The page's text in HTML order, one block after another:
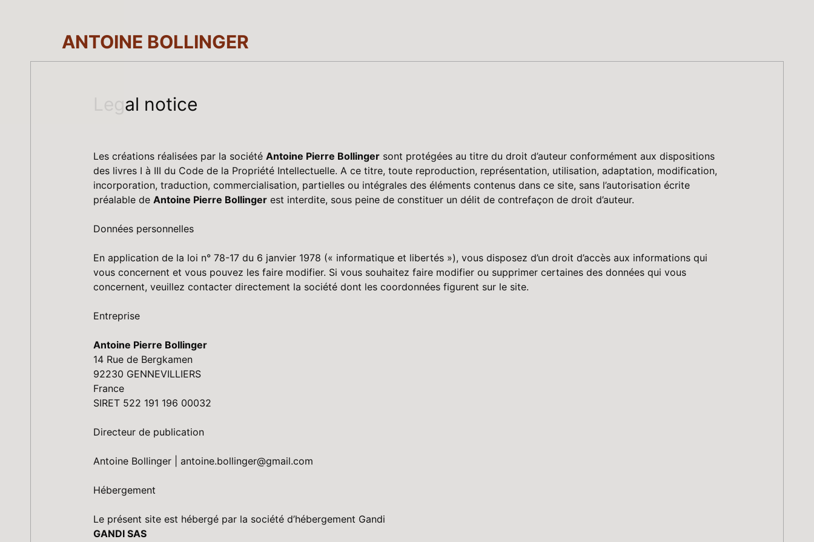
ANTOINE BOLLINGER
Legal notice
Les créations réalisées par la société Antoine Pierre Bollingersont protégées au titre du droit d’auteur conformément aux dispositions
des livres I à III du Code de la Propriété Intellectuelle. A ce titre, toute reproduction, représentation, utilisation, adaptation, modification,
incorporation, traduction, commercialisation, partielles ou intégrales des éléments contenus dans ce site, sans l’autorisation écrite
préalable de Antoine Pierre Bollingerest interdite, sous peine de constituer un délit de contrefaçon de droit d’auteur.
Données personnelles
En application de la loi n° 78-17 du 6 janvier 1978 (« informatique et libertés »), vous disposez d’un droit d’accès aux informations qui
vous concernent et vous pouvez les faire modifier. Si vous souhaitez faire modifier ou supprimer certaines des données qui vous
concernent, veuillez contacter directement la société dont les coordonnées figurent sur le site.
Entreprise
Antoine Pierre Bollinger
14 Rue de Bergkamen
92230 GENNEVILLIERS
France
SIRET 522 191 196 00032
Directeur de publication
Antoine Bollinger | antoine.bollinger@gmail.com
Hébergement
Le présent site est hébergé par la société d’hébergement Gandi
GANDI SAS